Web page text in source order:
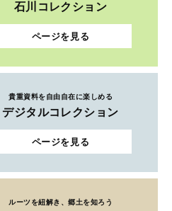
石川コレクション
ページを見る
貴重資料を自由自在に楽しめる
デジタルコレクション
ページを見る
ルーツを紐解き、郷土を知ろう